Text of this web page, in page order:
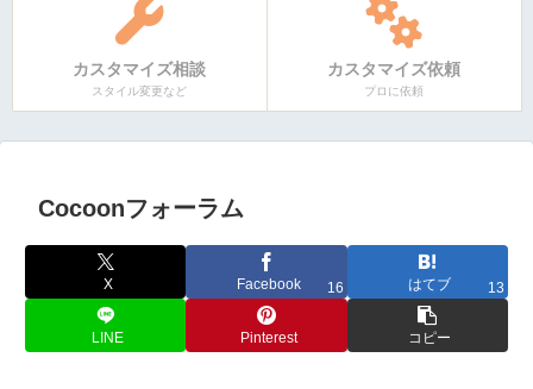
カスタマイズ相談
スタイル変更など
カスタマイズ依頼
プロに依頼
Cocoonフォーラム
X Facebook 16 はてブ 13
LINE Pinterest コピー